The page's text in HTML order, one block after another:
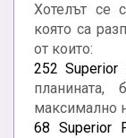
Хотелът се
която са
от които:
252 Superior
максимално
68 Superior